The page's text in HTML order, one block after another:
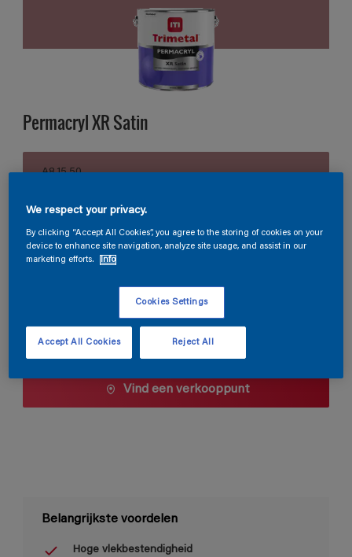
Permacryl XR Satin
A8.15.50
Verpakkingsgrootte
0,5 L
Verfcalculator
Bereken
Vind een verkooppunt
Belangrijkste voordelen
Hoge vlekbestendigheid
We respect your privacy.
By clicking “Accept All Cookies”, you agree to the storing of cookies on your
device to enhance site navigation, analyze site usage, and assist in our
marketing efforts.
Info
Cookies Settings
Reject All
Accept All Cookies